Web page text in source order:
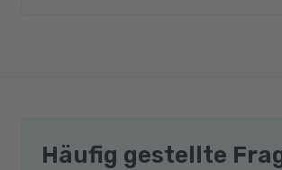
Häufig gestellte